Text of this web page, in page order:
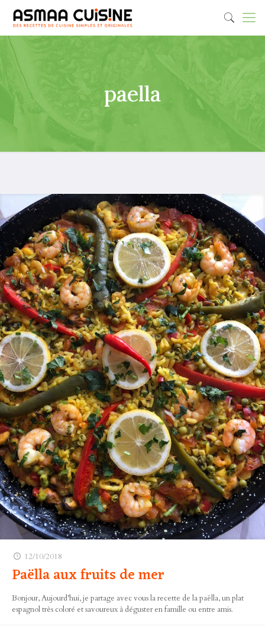
paella
12/10/2018
Paëlla aux fruits de mer
Bonjour, Aujourd’hui, je partage avec vous la recette de la paëlla, un plat
espagnol très coloré et savoureux à déguster en famille ou entre amis.